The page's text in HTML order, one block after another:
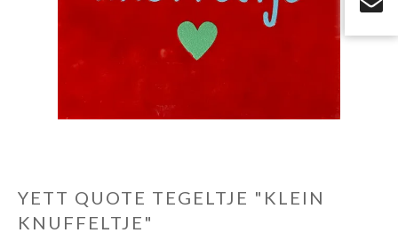
YETT QUOTE TEGELTJE "KLEIN
KNUFFELTJE"